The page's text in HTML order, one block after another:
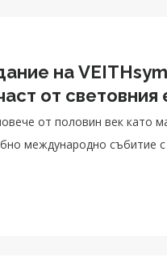
на
от
от половин век като
международно събитие с